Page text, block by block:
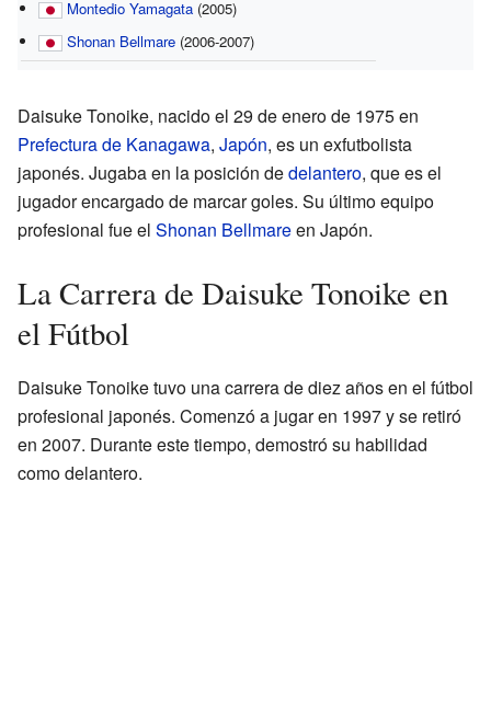
Montedio Yamagata (2005)
Shonan Bellmare (2006-2007)
Daisuke Tonoike, nacido el 29 de enero de 1975 en
Prefectura de Kanagawa, Japón, es un exfutbolista
japonés. Jugaba en la posición dedelantero, que es el
jugador encargado de marcar goles. Su último equipo
profesional fue el Shonan Bellmareen Japón.
La Carrera de Daisuke Tonoike en
el Fútbol
Daisuke Tonoike tuvo una carrera de diez años en el fútbol
profesional japonés. Comenzó a jugar en 1997 y se retiró
en 2007. Durante este tiempo, demostró su habilidad
como delantero.